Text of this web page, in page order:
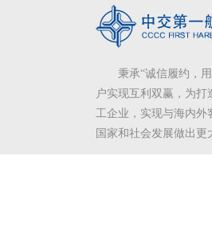
秉承“诚信履约，
户实现互利双赢，为
工企业，实现与海内外
国家和社会发展做出更